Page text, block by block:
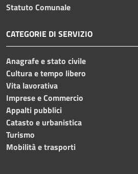
Statuto Comunale
CATEGORIE DI SERVIZIO
Anagrafe e stato civile
Cultura e tempo libero
Vita lavorativa
Imprese e Commercio
Appalti pubblici
Catasto e urbanistica
Turismo
Mobilità e trasporti